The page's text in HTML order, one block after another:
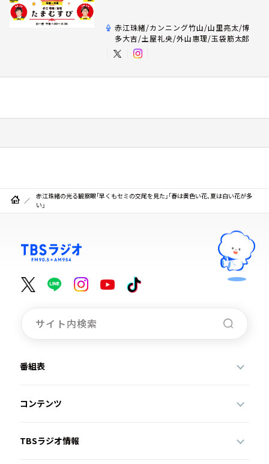
赤江珠緒/カンニング竹山/山里亮太/博
多大吉/土屋礼央/外山惠理/玉袋筋太郎
赤江珠緒の光る観察眼「早くもセミの交尾を見た」「春は黄色い花、夏は白い花が多
い」
番組表
コンテンツ
TBSラジオ情報